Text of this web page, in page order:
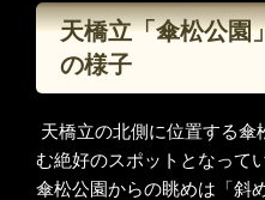
稿
日: 天橋立「傘松公園
の様子
天橋立の北側に位置する傘
む絶好のスポットとなって
傘松公園からの眺めは「斜